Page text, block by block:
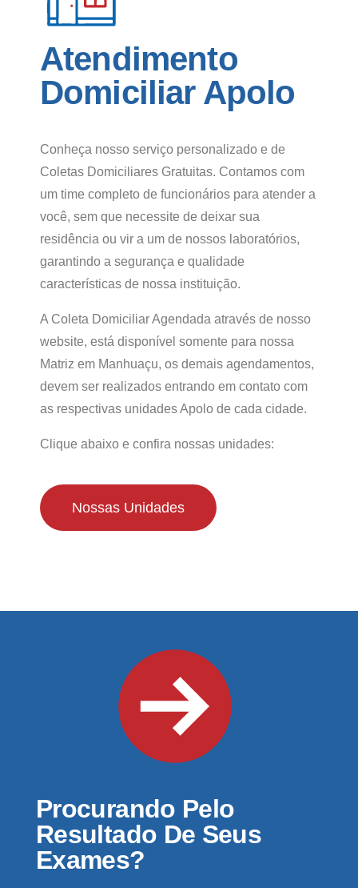
Atendimento
Domiciliar Apolo
Conheça nosso serviço personalizado e de
Coletas Domiciliares Gratuitas. Contamos com
um time completo de funcionários para atender a
você, sem que necessite de deixar sua
residência ou vir a um de nossos laboratórios,
garantindo a segurança e qualidade
características de nossa instituição.
A Coleta Domiciliar Agendada através de nosso
website, está disponível somente para nossa
Matriz em Manhuaçu, os demais agendamentos,
devem ser realizados entrando em contato com
as respectivas unidades Apolo de cada cidade.
Clique abaixo e confira nossas unidades:
Nossas Unidades
Procurando Pelo
Resultado De Seus
Exames?